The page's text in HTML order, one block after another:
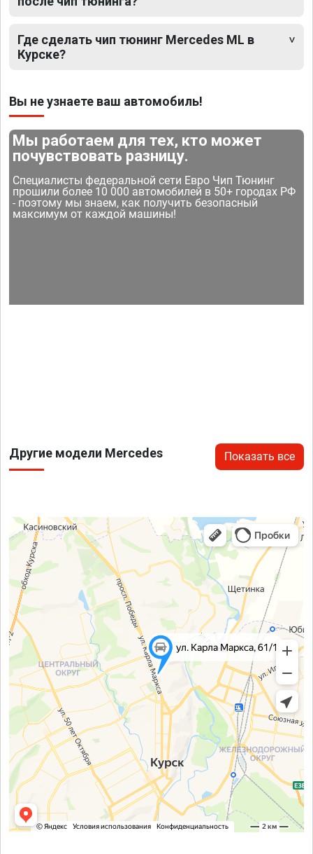
Где сделать чип тюнинг Mercedes ML в
Курске?
Вы не узнаете ваш автомобиль!
Мы работаем для тех, кто может
почувствовать разницу.
Специалисты федеральной сети Евро Чип Тюнинг
прошили более 10 000 автомобилей в 50+ городах РФ
- поэтому мы знаем, как получить безопасный
максимум от каждой машины!
Другие модели Mercedes Показать все